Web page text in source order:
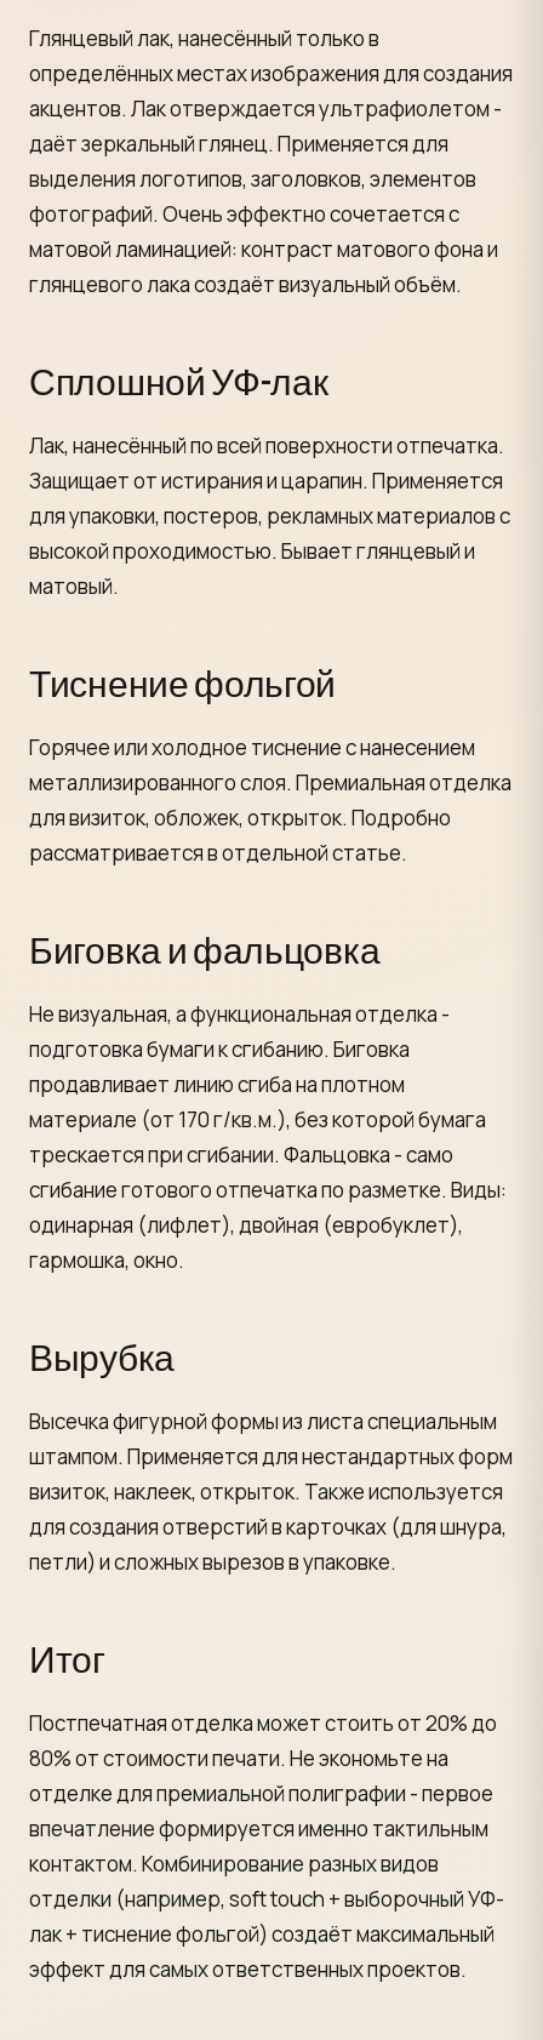
Глянцевый лак, нанесённый только в
определённых местах изображения для создания
акцентов. Лак отверждается ультрафиолетом -
даёт зеркальный глянец. Применяется для
выделения логотипов, заголовков, элементов
фотографий. Очень эффектно сочетается с
матовой ламинацией: контраст матового фона и
глянцевого лака создаёт визуальный объём.
Сплошной УФ-лак
Лак, нанесённый по всей поверхности отпечатка.
Защищает от истирания и царапин. Применяется
для упаковки, постеров, рекламных материалов с
высокой проходимостью. Бывает глянцевый и
матовый.
Тиснение фольгой
Горячее или холодное тиснение с нанесением
металлизированного слоя. Премиальная отделка
для визиток, обложек, открыток. Подробно
рассматривается в отдельной статье.
Биговка и фальцовка
Не визуальная, а функциональная отделка -
подготовка бумаги к сгибанию. Биговка
продавливает линию сгиба на плотном
материале (от 170 г/кв.м.), без которой бумага
трескается при сгибании. Фальцовка - само
сгибание готового отпечатка по разметке. Виды:
одинарная (лифлет), двойная (евробуклет),
гармошка, окно.
Вырубка
Высечка фигурной формы из листа специальным
штампом. Применяется для нестандартных форм
визиток, наклеек, открыток. Также используется
для создания отверстий в карточках (для шнура,
петли) и сложных вырезов в упаковке.
Итог
Постпечатная отделка может стоить от 20% до
80% от стоимости печати. Не экономьте на
отделке для премиальной полиграфии - первое
впечатление формируется именно тактильным
контактом. Комбинирование разных видов
отделки (например, soft touch + выборочный УФ-
лак + тиснение фольгой) создаёт максимальный
эффект для самых ответственных проектов.